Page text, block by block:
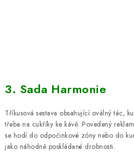
3. Sada Harmonie
Tříkusová sestava obsahující oválný tác,
třeba na cukříky ke kávě. Povedený
se hodí do odpočinkové zóny nebo do
jako náhodně poskládané drobnosti.